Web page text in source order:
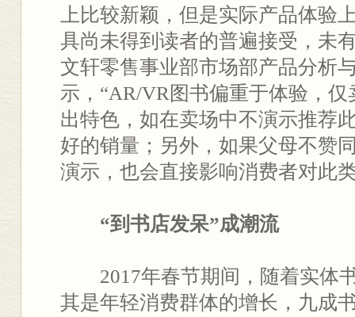
上比较新颖，但是实际产品体验
具尚未得到读者的普遍接受，未
文轩零售事业部市场部产品分析
示，“AR/VR图书偏重于体验，
出特色，如在卖场中不演示推荐
好的销量；另外，如果父母不赞
演示，也会直接影响消费者对此
“到书店发呆”成潮流
2017年春节期间，随着实体
其是年轻消费群体的增长，九成